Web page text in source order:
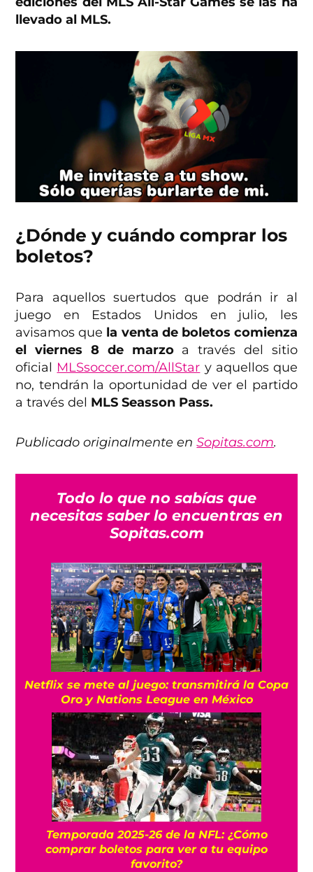
llevado al MLS.
¿Dónde y cuándo comprar los
boletos?
Para aquellos suertudos que podrán ir al
juego en Estados Unidos en julio, les
avisamos que la venta de boletos comienza
el viernes 8 de marzoa través del sitio
oficial MLSsoccer.com/AllStar y aquellos que
no, tendrán la oportunidad de ver el partido
a través del MLS Seasson Pass.
Publicado originalmente enSopitas.com.
Todo lo que no sabías que
necesitas saber lo encuentras en
Sopitas.com
Netflix se mete al juego: transmitirá la Copa
Oro y Nations League en México
Temporada 2025-26 de la NFL: ¿Cómo
comprar boletos para ver a tu equipo
favorito?